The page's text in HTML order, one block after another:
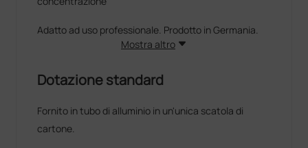
Adatto ad uso professionale. Prodotto in Germania.
Mostra altro
Dotazione standard
Fornito in tubo di alluminio in un'unica scatola di
cartone.